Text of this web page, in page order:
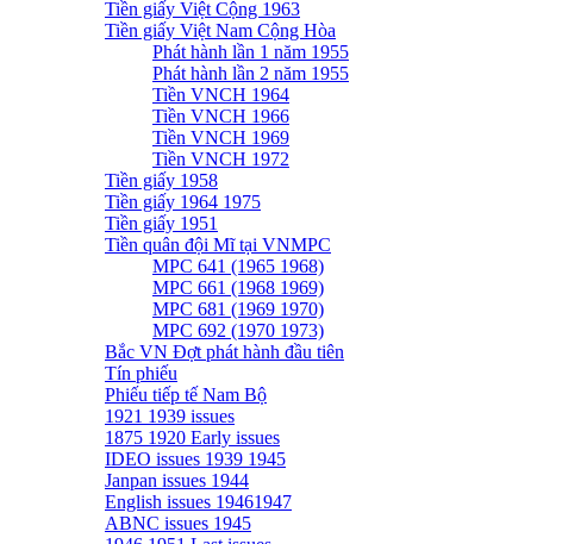
Tiền giấy Việt Cộng 1963
Tiền giấy Việt Nam Cộng Hòa
Phát hành lần 1 năm 1955
Phát hành lần 2 năm 1955
Tiền VNCH 1964
Tiền VNCH 1966
Tiền VNCH 1969
Tiền VNCH 1972
Tiền giấy 1958
Tiền giấy 1964 1975
Tiền giấy 1951
Tiền quân đội Mĩ tại VNMPC
MPC 641 (1965 1968)
MPC 661 (1968 1969)
MPC 681 (1969 1970)
MPC 692 (1970 1973)
Bắc VN Đợt phát hành đầu tiên
Tín phiếu
Phiếu tiếp tế Nam Bộ
1921 1939 issues
1875 1920 Early issues
IDEO issues 1939 1945
Janpan issues 1944
English issues 19461947
ABNC issues 1945